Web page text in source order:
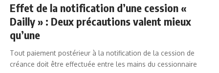
Effet de la notification d’une cession «
Dailly » : Deux précautions valent mieux
qu’une
Tout paiement postérieur à la notification de la cession de
créance doit être effectuée entre les mains du cessionnaire